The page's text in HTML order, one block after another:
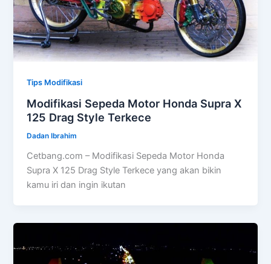
Tips Modifikasi
Modifikasi Sepeda Motor Honda Supra X
125 Drag Style Terkece
Dadan Ibrahim
Cetbang.com – Modifikasi Sepeda Motor Honda
Supra X 125 Drag Style Terkece yang akan bikin
kamu iri dan ingin ikutan